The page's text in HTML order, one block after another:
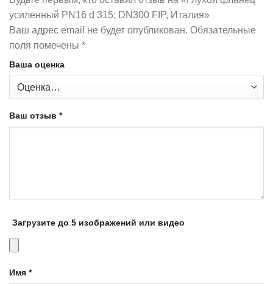
усиленный PN16 d 315; DN300 FIP, Италия»
Ваш адрес email не будет опубликован. Обязательные
поля помечены *
Ваша оценка
Ваш отзыв *
Загрузите до 5 изображений или видео
Имя *